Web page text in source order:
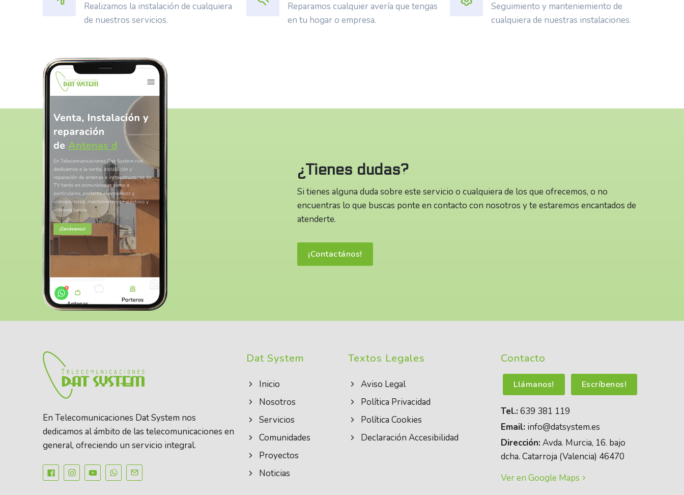
Realizamos la instalación de cualquiera
de nuestros servicios.
Reparamos cualquier avería que tengas
en tu hogar o empresa.
Seguimiento y manteniemiento de
cualquiera de nuestras instalaciones.
¿Tienes dudas?
Si tienes alguna duda sobre este servicio o cualquiera de los que ofrecemos, o no
encuentras lo que buscas ponte en contacto con nosotros y te estaremos encantados de
atenderte.
¡Contactános!
En Telecomunicaciones Dat System nos
dedicamos al ámbito de las telecomunicaciones en
general, ofreciendo un servicio integral.
Dat System
Inicio
Nosotros
Servicios
Comunidades
Proyectos
Noticias
Textos Legales
Aviso Legal
Política Privacidad
Política Cookies
Declaración Accesibilidad
Contacto
Llámanos! Escríbenos!
Tel.: 639 381 119
Email: info@datsystem.es
Dirección: Avda. Murcia, 16. bajo
dcha. Catarroja (Valencia) 46470
Ver en Google Maps